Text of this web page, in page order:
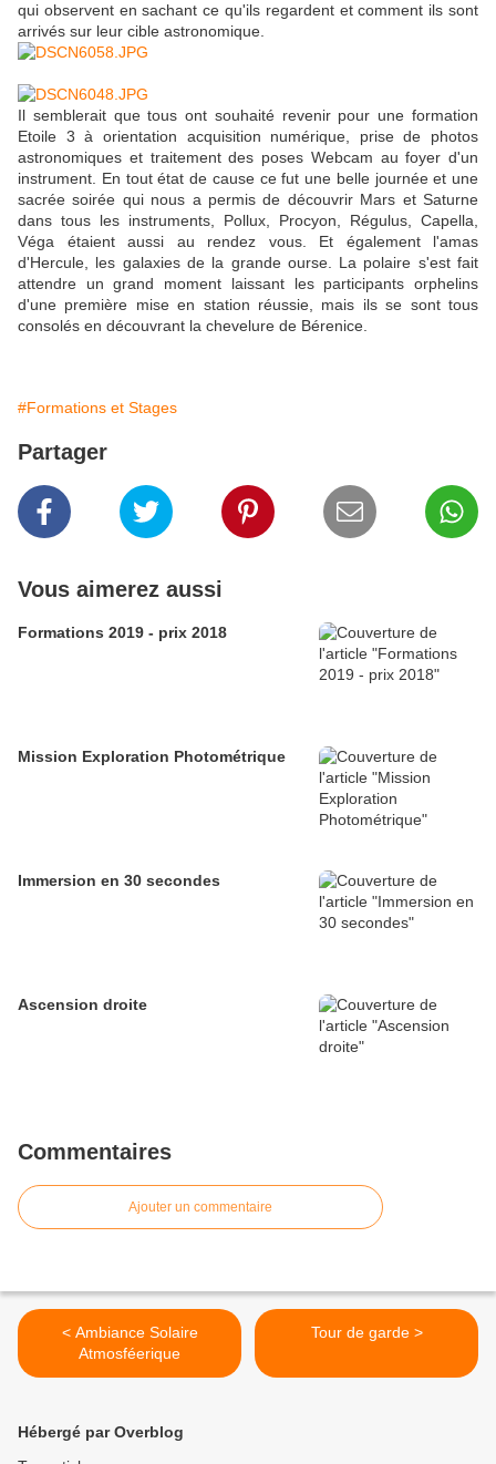
qui observent en sachant ce qu'ils regardent et comment ils sont
arrivés sur leur cible astronomique.
Il semblerait que tous ont souhaité revenir pour une formation
Etoile 3 à orientation acquisition numérique, prise de photos
astronomiques et traitement des poses Webcam au foyer d'un
instrument. En tout état de cause ce fut une belle journée et une
sacrée soirée qui nous a permis de découvrir Mars et Saturne
dans tous les instruments, Pollux, Procyon, Régulus, Capella,
Véga étaient aussi au rendez vous. Et également l'amas
d'Hercule, les galaxies de la grande ourse. La polaire s'est fait
attendre un grand moment laissant les participants orphelins
d'une première mise en station réussie, mais ils se sont tous
consolés en découvrant la chevelure de Bérenice.
#Formations et Stages
Partager
Vous aimerez aussi
Formations 2019 - prix 2018
Mission Exploration Photométrique
Immersion en 30 secondes
Ascension droite
Commentaires
Ajouter un commentaire
< Ambiance Solaire
Atmosféerique
Tour de garde >
Hébergé par Overblog